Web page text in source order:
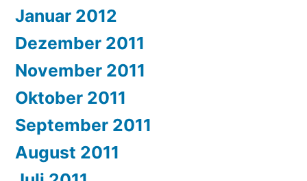
Januar 2012
Dezember 2011
November 2011
Oktober 2011
September 2011
August 2011